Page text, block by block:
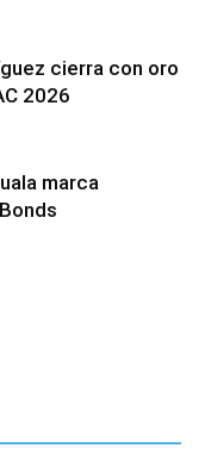
cierra con oro
2026
marca